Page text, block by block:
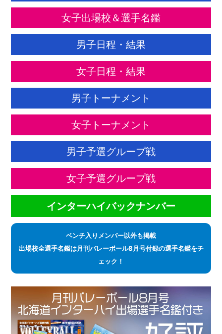
女子出場校＆選手名鑑
男子日程・結果
女子日程・結果
男子トーナメント
女子トーナメント
男子予選グループ戦
女子予選グループ戦
インターハイバックナンバー
ベンチ入りメンバー以外も掲載
出場校全選手名鑑は月刊バレーボール8月号付録の選手名鑑をチ
ェック！